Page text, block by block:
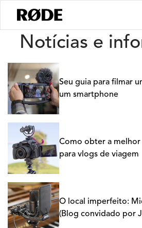
Notícias
Notícias e
Seu guia para filmar
um smartphone
Como obter a
para vlogs de viagem
O local imperfeito:
(Blog convidado por